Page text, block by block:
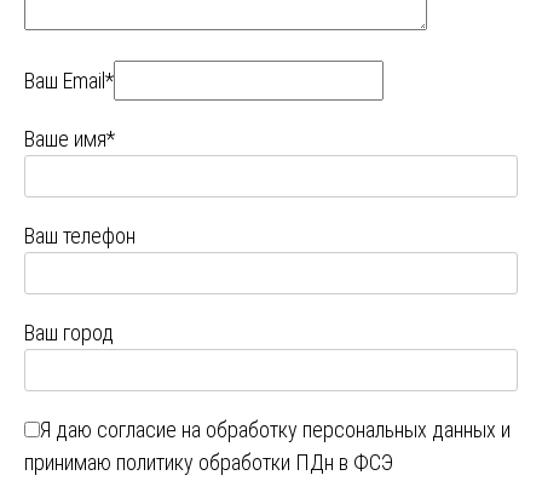
Ваш Email*
Ваше имя*
Ваш телефон
Ваш город
Я даю согласие на обработку персональных данных и
принимаю политику обработки ПДн в ФСЭ